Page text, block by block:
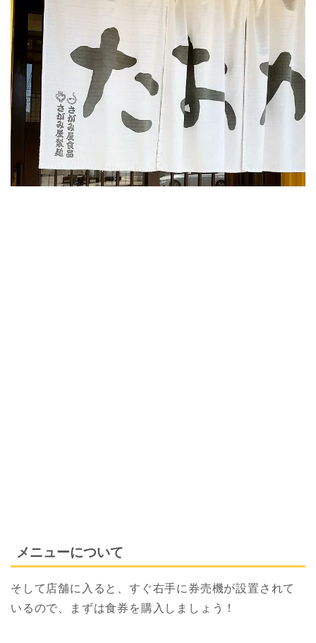
メニューについて
そして店舗に入ると、すぐ右手に券売機が設置されて
いるので、まずは食券を購入しましょう！